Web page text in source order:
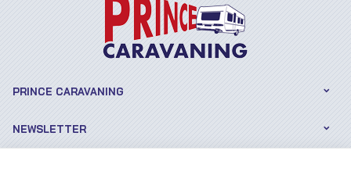
PRINCE CARAVANING
NEWSLETTER